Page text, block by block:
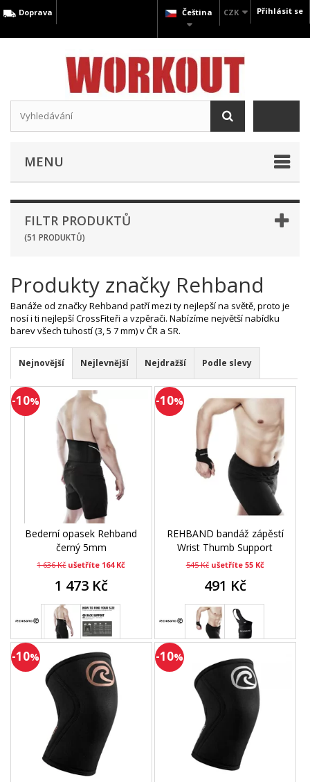
Přihlásit se
CZK
Čeština
Doprava
MENU
FILTR PRODUKTŮ
(51 PRODUKTŮ)
Produkty značky Rehband
Banáže od značky Rehband patří mezi ty nejlepší na světě, proto je
nosí i ti nejlepší CrossFiteři a vzpěrači. Nabízíme největší nabídku
barev všech tuhostí (3, 5 7 mm) v ČR a SR.
Nejnovější Nejlevnější Nejdražší Podle slevy
-10%
Bederní opasek Rehband
černý 5mm
1 636 Kč ušetříte 164 Kč
1 473 Kč
-10%
REHBAND bandáž zápěstí
Wrist Thumb Support
545 Kč ušetříte 55 Kč
491 Kč
-10% -10%